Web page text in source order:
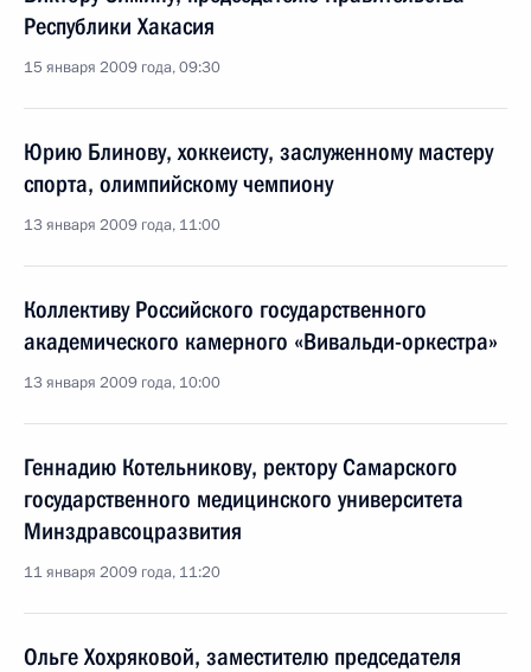
Республики Хакасия
15 января 2009 года, 09:30
Юрию Блинову, хоккеисту, заслуженному мастеру
спорта, олимпийскому чемпиону
13 января 2009 года, 11:00
Коллективу Российского государственного
академического камерного «Вивальди-оркестра»
13 января 2009 года, 10:00
Геннадию Котельникову, ректору Самарского
государственного медицинского университета
Минздравсоцразвития
11 января 2009 года, 11:20
Ольге Хохряковой, заместителю председателя